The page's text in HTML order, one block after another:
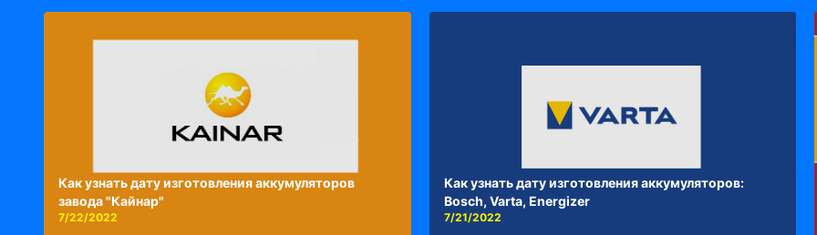
Как узнать дату изготовления аккумуляторов
завода "Кайнар"
7/22/2022
Как узнать дату изготовления аккумуляторов:
Bosch, Varta, Energizer
7/21/2022